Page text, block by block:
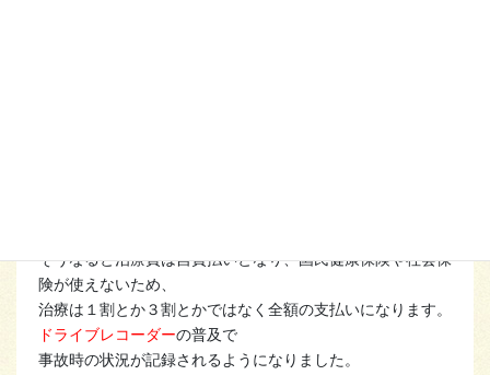
そうなると治療費は自費払いとなり、国民健康保険や社会保
険が使えないため、
治療は１割とか３割とかではなく全額の支払いになります。
ドライブレコーダーの普及で
事故時の状況が記録されるようになりました。